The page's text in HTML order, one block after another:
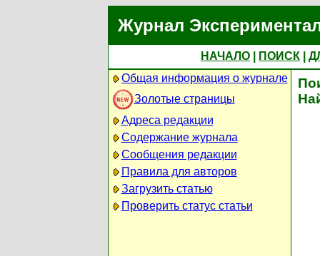
Журнал
НАЧАЛО ПОИСК
Общая информация о журнале
Золотые страницы
Адреса редакции
Содержание журнала
Сообщения редакции
Правила для авторов
Загрузить статью
Проверить статус статьи